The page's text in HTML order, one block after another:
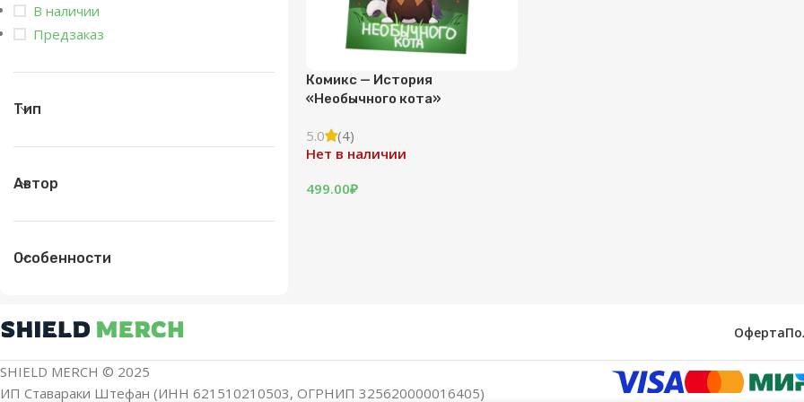
В наличии
Предзаказ
Тип
Автор
Особенности
Комикс — История
«Необычного кота»
5.0
(4)
Нет в наличии
499.00₽
Оферта
SHIELD MERCH © 2025
ИП Ставараки Штефан (ИНН 621510210503, ОГРНИП 325620000016405)